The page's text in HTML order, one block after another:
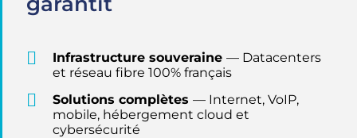
Infrastructure souveraine — Datacenters
et réseau fibre 100% français
Solutions complètes — Internet, VoIP,
mobile, hébergement cloud et
cybersécurité